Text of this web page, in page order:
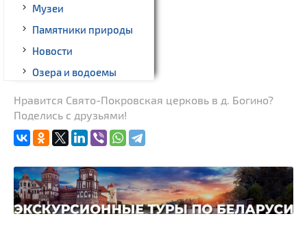
Музеи
Памятники природы
Новости
Озера и водоемы
Памятники археологии
Памятники известным
людям
Кладбище
Костелы
Часовни
Нравится Свято-Покровская церковь в д. Богино?
Поделись с друзьями!